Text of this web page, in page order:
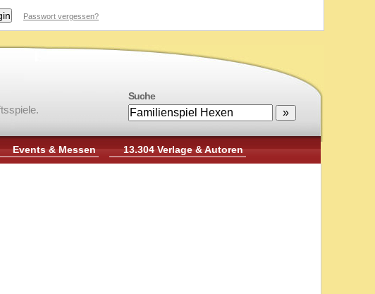
Passwort vergessen?
Suche
Events & Messen 13.304 Verlage & Autoren